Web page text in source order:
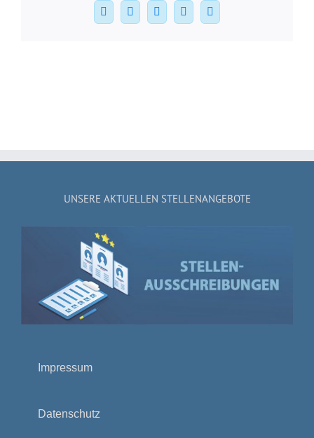
Facebook
X WhatsAppPinterest
E-
Mail
UNSERE AKTUELLEN STELLENANGEBOTE
Impressum
Datenschutz